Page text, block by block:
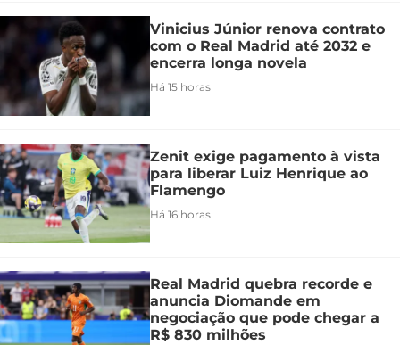
Vinicius Júnior renova contrato
com o Real Madrid até 2032 e
encerra longa novela
Há 15 horas
Zenit exige pagamento à vista
para liberar Luiz Henrique ao
Flamengo
Há 16 horas
Real Madrid quebra recorde e
anuncia Diomande em
negociação que pode chegar a
R$ 830 milhões